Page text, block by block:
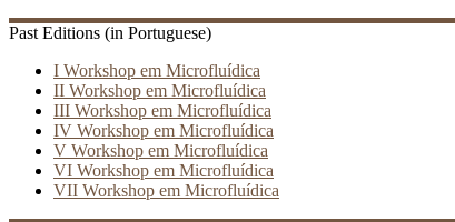
Past Editions (in Portuguese)
I Workshop em Microfluídica
II Workshop em Microfluídica
III Workshop em Microfluídica
IV Workshop em Microfluídica
V Workshop em Microfluídica
VI Workshop em Microfluídica
VII Workshop em Microfluídica